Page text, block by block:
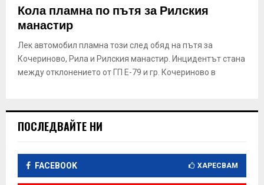
Кола пламна по пътя за Рилския
манастир
Лек автомобил пламна този след обяд на пътя за
Кочериново, Рила и Рилския манастир. Инцидентът стана
между отклонението от ГП Е-79 и гр. Кочериново в
ПОСЛЕДВАЙТЕ НИ
FACEBOOK ХАРЕСВАМ